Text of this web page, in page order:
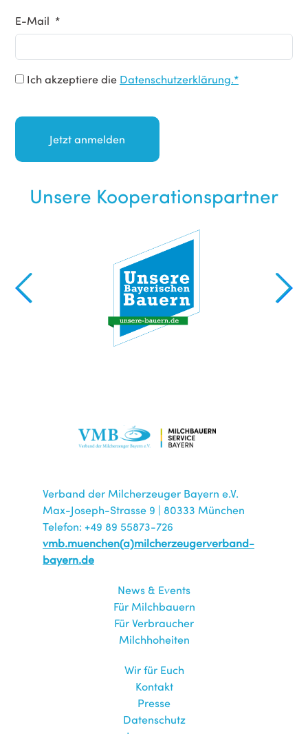
E-Mail *
Ich akzeptiere die Datenschutzerklärung.*
Unsere Kooperationspartner
Verband der Milcherzeuger Bayern e.V.
Max-Joseph-Strasse 9 | 80333 München
Telefon: +49 89 55873-726
vmb.muenchen(a)milcherzeugerverband-
bayern.de
News & Events
Für Milchbauern
Für Verbraucher
Milchhoheiten
Wir für Euch
Kontakt
Presse
Datenschutz